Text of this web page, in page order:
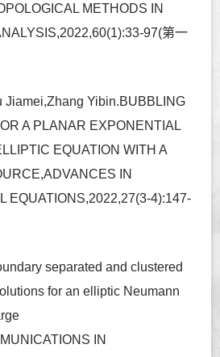
METHODS IN
97(第一
Jiamei,Zhang Yibin.BUBBLING
A PLANAR EXPONENTIAL
EQUATION WITH A
IN
EQUATIONS,2022,27(3-4):147-
separated and clustered
for an elliptic Neumann
IN